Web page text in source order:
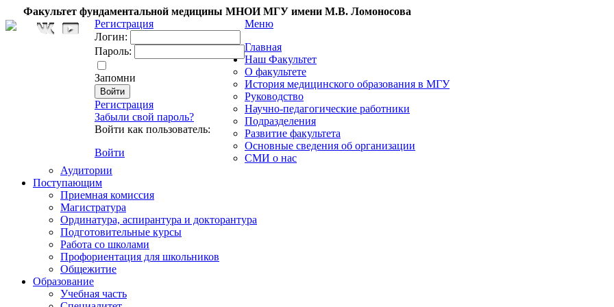
Факультет фундаментальной медицины МНОИ МГУ имени М.В. Ломоносова
Регистрация
Логин:
Пароль:
Запомни
Регистрация
Забыли свой пароль?
Войти как пользователь:
Войти
Меню
Главная
Наш Факультет
О факультете
История медицинского образования в МГУ
Руководство
Научно-педагогические работники
Подразделения
Развитие факультета
Основные сведения об организации
СМИ о нас
Аудитории
Поступающим
Приемная комиссия
Магистратура
Ординатура, аспирантура и докторантура
Подготовительные курсы
Работа со школами
Профориентация для школьников
Общежитие
Образование
Учебная часть